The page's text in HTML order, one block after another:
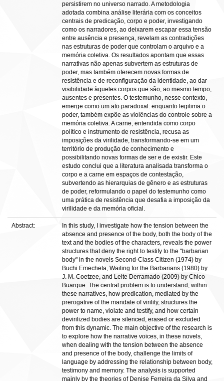
persistirem no universo narrado. A metodologia
adotada combina análise literária com os conceitos
centrais de predicação, corpo e poder, investigando
como os narradores, ao deixarem escapar essa tensão
entre ausência e presença, revelam as contradições
nas estruturas de poder que controlam o arquivo e a
memória coletiva. Os resultados apontam que essas
narrativas não apenas subvertem as estruturas de
poder, mas também oferecem novas formas de
resistência e de reconfiguração da identidade, ao dar
visibilidade àqueles corpos que são, ao mesmo tempo,
ausentes e presentes. O testemunho, nesse contexto,
emerge como um ato paradoxal: enquanto legitima o
poder, também expõe as violências do controle sobre a
memória coletiva. A carne, entendida como corpo
político e instrumento de resistência, recusa as
imposições da virilidade, transformando-se em um
território de produção de conhecimento e
possibilitando novas formas de ser e de existir. Este
estudo conclui que a literatura analisada transforma o
corpo e a carne em espaços de contestação,
subvertendo as hierarquias de gênero e as estruturas
de poder, reformulando o papel do testemunho como
uma prática de resistência que desafia a imposição da
virilidade e da memória oficial.
Abstract:
In this study, I investigate how the tension between the
absence and presence of the body, both the body of the
text and the bodies of the characters, reveals the power
structures that deny the right to testify to the "barbarian
body" in the novels Second-Class Citizen (1974) by
Buchi Emecheta, Waiting for the Barbarians (1980) by
J. M. Coetzee, and Leite Derramado (2009) by Chico
Buarque. The central problem is to understand, within
these narratives, how predication, mediated by the
prerogative of the mandate of virility, structures the
power to name, violate and testify, and how certain
devirilized bodies are silenced, erased or excluded
from this dynamic. The main objective of the research is
to explore how the narrative voices, in these novels,
when dealing with the tension between the absence
and presence of the body, challenge the limits of
language by addressing the relationship between body,
testimony and memory. The analysis is supported
mainly by the theories of Denise Ferreira da Silva and